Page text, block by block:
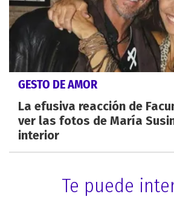
GESTO DE AMOR
La efusiva reacción de
ver las fotos de María
interior
Te puede